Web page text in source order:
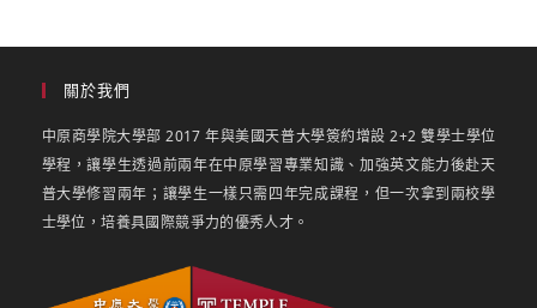
關於我們
中原商學院大學部 2017 年與美國天普大學簽約增設 2+2 雙學士學位
學程，讓學生透過前兩年在中原學習專業知識、加強英文能力後赴天
普大學修習兩年；讓學生一樣只需四年完成課程，但一次拿到兩校學
士學位，培養具國際競爭力的優秀人才。